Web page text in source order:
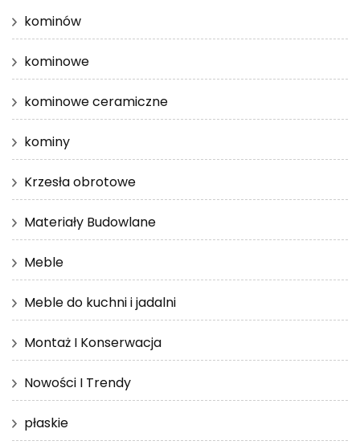
kominów
kominowe
kominowe ceramiczne
kominy
Krzesła obrotowe
Materiały Budowlane
Meble
Meble do kuchni i jadalni
Montaż I Konserwacja
Nowości I Trendy
płaskie